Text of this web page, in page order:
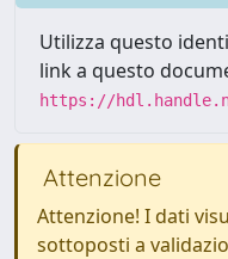
Utilizza questo
link a questo
https://
Attenzione
Attenzione! I dati
sottoposti a